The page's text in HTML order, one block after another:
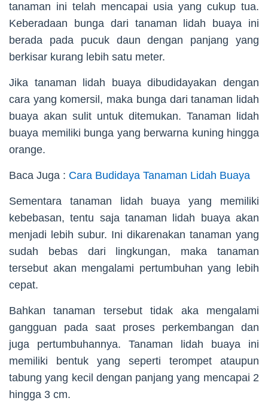
tanaman ini telah mencapai usia yang cukup tua.
Keberadaan bunga dari tanaman lidah buaya ini
berada pada pucuk daun dengan panjang yang
berkisar kurang lebih satu meter.
Jika tanaman lidah buaya dibudidayakan dengan
cara yang komersil, maka bunga dari tanaman lidah
buaya akan sulit untuk ditemukan. Tanaman lidah
buaya memiliki bunga yang berwarna kuning hingga
orange.
Baca Juga : Cara Budidaya Tanaman Lidah Buaya
Sementara tanaman lidah buaya yang memiliki
kebebasan, tentu saja tanaman lidah buaya akan
menjadi lebih subur. Ini dikarenakan tanaman yang
sudah bebas dari lingkungan, maka tanaman
tersebut akan mengalami pertumbuhan yang lebih
cepat.
Bahkan tanaman tersebut tidak aka mengalami
gangguan pada saat proses perkembangan dan
juga pertumbuhannya. Tanaman lidah buaya ini
memiliki bentuk yang seperti terompet ataupun
tabung yang kecil dengan panjang yang mencapai 2
hingga 3 cm.